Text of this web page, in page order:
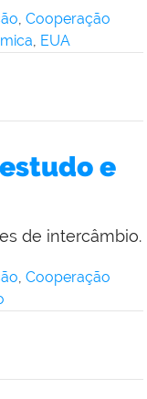
, Cooperação
, EUA
e
de intercâmbio.
, Cooperação